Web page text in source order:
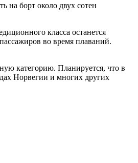
на борт около двух сотен
класса останется
во время плаваний.
категорию. Планируется, что в
Норвегии и многих других